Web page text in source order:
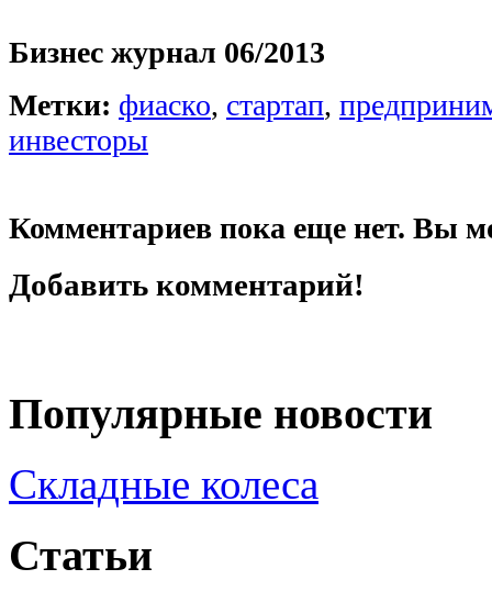
Бизнес журнал 06/2013
Метки: фиаско, стартап,
инвесторы
Комментариев пока еще нет. Вы
Добавить комментарий!
Популярные новости
Складные колеса
Статьи